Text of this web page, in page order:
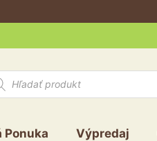
Ponuka Výpredaj